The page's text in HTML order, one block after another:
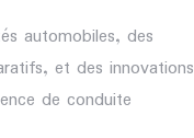
automobiles, des
et des innovations
de conduite